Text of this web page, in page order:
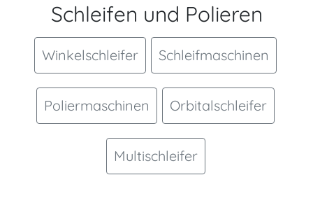
Schleifen und Polieren
Winkelschleifer Schleifmaschinen
Poliermaschinen Orbitalschleifer
Multischleifer